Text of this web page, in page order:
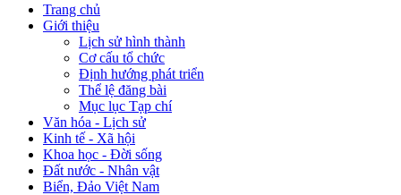
Trang chủ
Giới thiệu
Lịch sử hình thành
Cơ cấu tổ chức
Định hướng phát triển
Thể lệ đăng bài
Mục lục Tạp chí
Văn hóa - Lịch sử
Kinh tế - Xã hội
Khoa học - Đời sống
Đất nước - Nhân vật
Biển, Đảo Việt Nam